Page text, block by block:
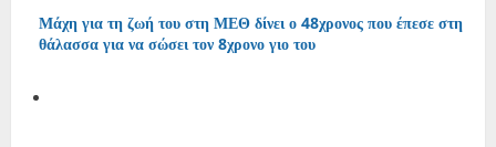
Μάχη για τη ζωή του στη ΜΕΘ δίνει ο 48χρονος που έπεσε στη
θάλασσα για να σώσει τον 8χρονο γιο του